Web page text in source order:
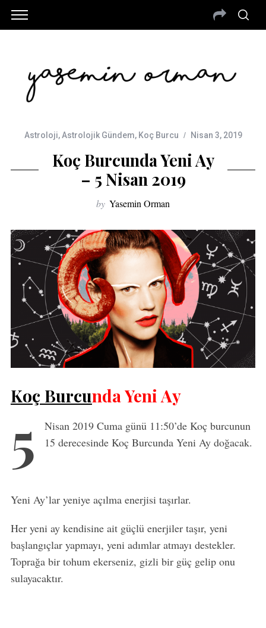
Astroloji,Astrolojik Gündem, Koç Burcu Nisan 3, 2019
Koç Burcunda Yeni Ay
– 5 Nisan 2019
by Yasemin Orman
Koç Burcunda Yeni Ay
5
Nisan 2019 Cuma günü 11:50’de Koç burcunun
15 derecesinde Koç Burcunda Yeni Ay doğacak.
Yeni Ay’lar yeniye açılma enerjisi taşırlar.
Her yeni ay kendisine ait güçlü enerjiler taşır, yeni
başlangıçlar yapmayı, yeni adımlar atmayı destekler.
Toprağa bir tohum ekerseniz, gizli bir güç gelip onu
sulayacaktır.